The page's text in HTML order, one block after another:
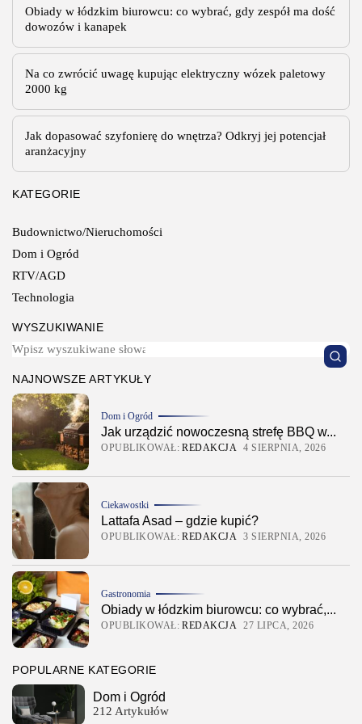
Obiady w łódzkim biurowcu: co wybrać, gdy zespół ma dość
dowozów i kanapek
Na co zwrócić uwagę kupując elektryczny wózek paletowy
2000 kg
Jak dopasować szyfonierę do wnętrza? Odkryj jej potencjał
aranżacyjny
KATEGORIE
Budownictwo/Nieruchomości
Dom i Ogród
RTV/AGD
Technologia
WYSZUKIWANIE
NAJNOWSZE ARTYKUŁY
Dom i Ogród
Jak urządzić nowoczesną strefę BBQ w...
OPUBLIKOWAŁ: REDAKCJA 4 SIERPNIA, 2026
Ciekawostki
Lattafa Asad – gdzie kupić?
OPUBLIKOWAŁ: REDAKCJA 3 SIERPNIA, 2026
Gastronomia
Obiady w łódzkim biurowcu: co wybrać,...
OPUBLIKOWAŁ: REDAKCJA 27 LIPCA, 2026
POPULARNE KATEGORIE
Dom i Ogród
212 Artykułów